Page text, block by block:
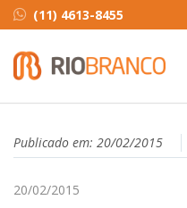
(11) 4613-8455
Publicado em: 20/02/2015
20/02/2015